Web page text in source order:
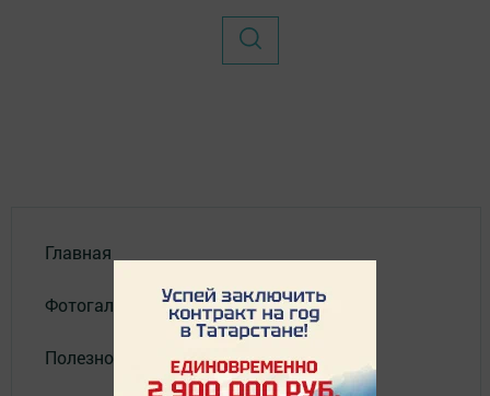
Главная
Фотогалереи
Полезное